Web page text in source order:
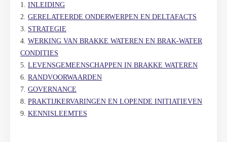
1. INLEIDING
2. GERELATEERDE ONDERWERPEN EN DELTAFACTS
3. STRATEGIE
4. WERKING VAN BRAKKE WATEREN EN BRAK-WATER
CONDITIES
5. LEVENSGEMEENSCHAPPEN IN BRAKKE WATEREN
6. RANDVOORWAARDEN
7. GOVERNANCE
8. PRAKTIJKERVARINGEN EN LOPENDE INITIATIEVEN
9. KENNISLEEMTES